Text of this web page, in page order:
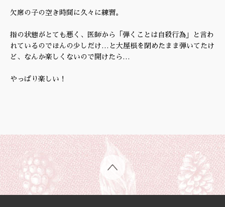
欠席の子の空き時間に久々に練習。
指の状態がとても悪く、医師から「弾くことは自殺行為」と言わ
れているのでほんの少しだけ…と大屋根を閉めたまま弾いてたけ
ど、なんか楽しくないので開けたら…
やっぱり楽しい！